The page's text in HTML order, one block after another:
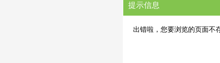
提示信息
出错啦，您要浏览的页面不